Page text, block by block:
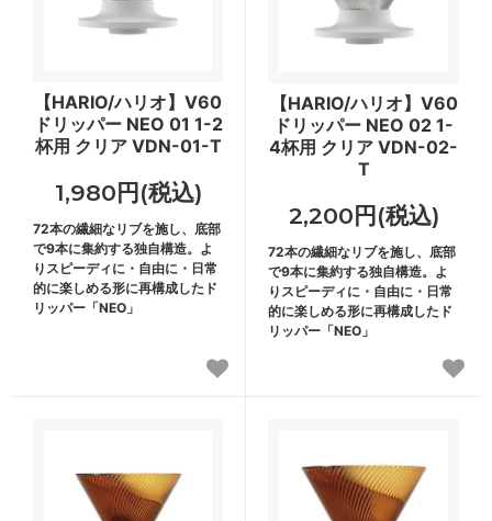
【HARIO/ハリオ】V60
ドリッパー NEO 01 1-2
杯用 クリア VDN-01-T
1,980円(税込)
72本の繊細なリブを施し、底部
で9本に集約する独自構造。よ
りスピーディに・自由に・日常
的に楽しめる形に再構成したド
リッパー「NEO」
【HARIO/ハリオ】V60
ドリッパー NEO 02 1-
4杯用 クリア VDN-02-
T
2,200円(税込)
72本の繊細なリブを施し、底部
で9本に集約する独自構造。よ
りスピーディに・自由に・日常
的に楽しめる形に再構成したド
リッパー「NEO」